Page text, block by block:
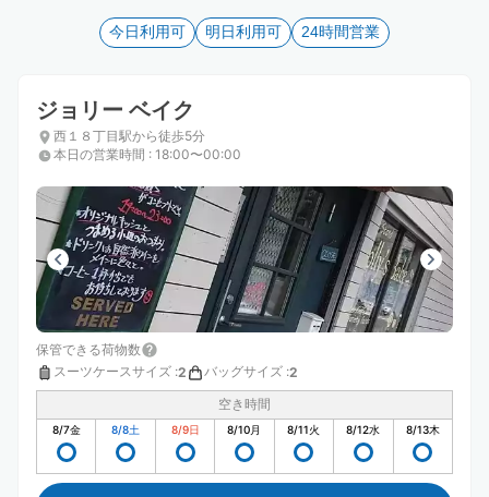
keyboard
shortcuts
for
changing
dates.
mark
key
the
keyboard
shortcuts
for
changing
dates.
今日利用可 明日利用可 24時間営業
ジョリー ベイク
西１８丁目駅から徒歩5分
本日の営業時間 : 18:00〜00:00
保管できる荷物数
スーツケースサイズ :2 バッグサイズ :2
空き時間
8/7金 8/8土 8/9日 8/10月 8/11火 8/12水 8/13木